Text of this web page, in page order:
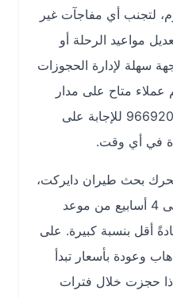
أي مفاجآت غير
الرحلة أو
لإدارة الحجوزات
متاح على مدار
الساعة عبر الرقم +966920014118 للإجابة على
أي وقت.
طيران دايركت،
بالحجز المبكر قبل 3 إلى 4 أسابيع من موعد
بنسبة كبيرة. على
بأسعار تبدأ
خلال فترات